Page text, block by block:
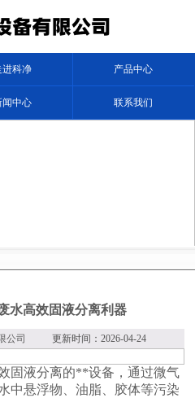
进科净 产品中心
闻中心 联系我们
高效固液分离利器
公司 更新时间：2026-04-24
固液分离的**设备，通过微气
中悬浮物、油脂、胶体等污染